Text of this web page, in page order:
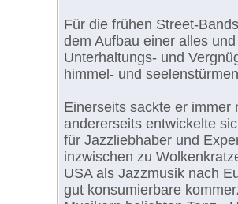
Für die frühen Street-
dem Aufbau einer alles
Unterhaltungs- und
himmel- und
Einerseits sackte er immer
andererseits entwickelte
für Jazzliebhaber und
inzwischen zu
USA als Jazzmusik nach
gut konsumierbare